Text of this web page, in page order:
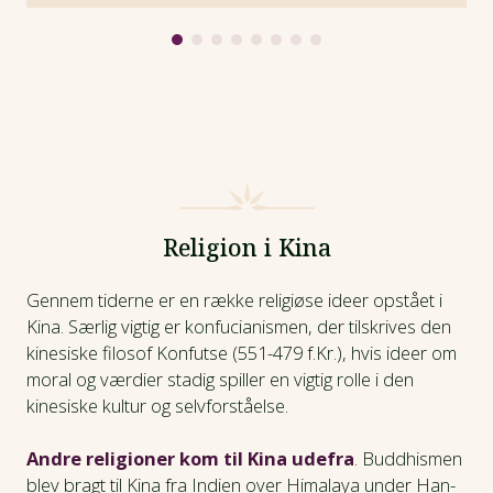
Buddhismen fik fodfæste i Kina i perioden, og fra år
i den urolige periode efter Tan-dynastiets fald. Omkring
år 1.000 var opfindelser som papir, krudt,
trykkekunsten og kompasset vidt udbredt i Kina. Også
indenfor videnskaber såsom matematik, astronomi,
medicin og geografi gjorde de kinesiske lærde store
fremskridt i perioden, og kunstarter som filosofi,
kalligrafi, malerkunst og keramik havde gode kår. Det
førte til en øget urbanisering, og især byer som Keifeng
og Hangzhou bliver vigtige centre for videnskab, handel
Men oppe på de nordlige side afDen Kinesiske
Religion i Kina
Gennem tiderne er en række religiøse ideer opstået i
Kina. Særlig vigtig er konfucianismen, der tilskrives den
kinesiske filosof Konfutse (551-479 f.Kr.), hvis ideer om
moral og værdier stadig spiller en vigtig rolle i den
kinesiske kultur og selvforståelse.
Andre religioner kom til Kina udefra. Buddhismen
blev bragt til Kina fra Indien over Himalaya under Han-